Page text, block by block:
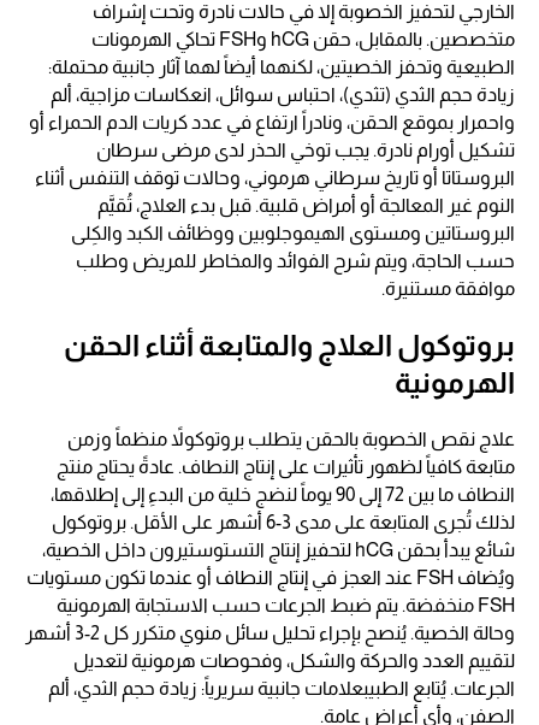
الخارجي لتحفيز الخصوبة إلا في حالات نادرة وتحت إشراف
متخصصين. بالمقابل، حقن hCG وFSH تحاكي الهرمونات
الطبيعية وتحفز الخصيتين، لكنهما أيضاً لهما آثار جانبية محتملة:
زيادة حجم الثدي (تثدي)، احتباس سوائل، انعكاسات مزاجية، ألم
واحمرار بموقع الحقن، ونادراً ارتفاع في عدد كريات الدم الحمراء أو
تشكيل أورام نادرة. يجب توخي الحذر لدى مرضى سرطان
البروستاتا أو تاريخ سرطاني هرموني، وحالات توقف التنفس أثناء
النوم غير المعالجة أو أمراض قلبية. قبل بدء العلاج، تُقيَّم
البروستاتين ومستوى الهيموجلوبين ووظائف الكبد والكِلى
حسب الحاجة، ويتم شرح الفوائد والمخاطر للمريض وطلب
موافقة مستنيرة.
بروتوكول العلاج والمتابعة أثناء الحقن
الهرمونية
علاج نقص الخصوبة بالحقن يتطلب بروتوكولاً منظماً وزمن
متابعة كافياً لظهور تأثيرات على إنتاج النطاف. عادةً يحتاج منتج
النطاف ما بين 72 إلى 90 يوماً لنضج خلية من البدءِ إلى إطلاقها،
لذلك تُجرى المتابعة على مدى 3-6 أشهر على الأقل. بروتوكول
شائع يبدأ بحقن hCG لتحفيز إنتاج التستوستيرون داخل الخصية،
ويُضاف FSH عند العجز في إنتاج النطاف أو عندما تكون مستويات
FSH منخفضة. يتم ضبط الجرعات حسب الاستجابة الهرمونية
وحالة الخصية. يُنصح بإجراء تحليل سائل منوي متكرر كل 2-3 أشهر
لتقييم العدد والحركة والشكل، وفحوصات هرمونية لتعديل
الجرعات. يُتابع الطبيبعلامات جانبية سريرياً: زيادة حجم الثدي، ألم
الصفن، وأي أعراض عامة.